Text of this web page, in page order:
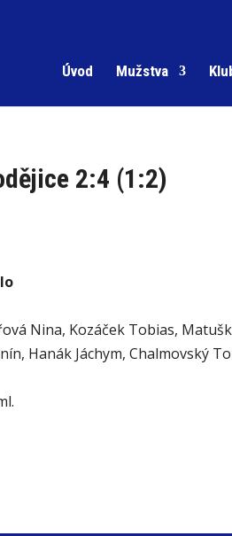
Úvod Mužstva
2:4 (1:2)
Nina, Kozáček Tobias,
Hanák Jáchym, Chalmovský